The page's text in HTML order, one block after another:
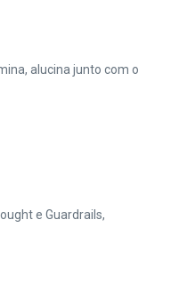
alucina junto com o
e Guardrails,